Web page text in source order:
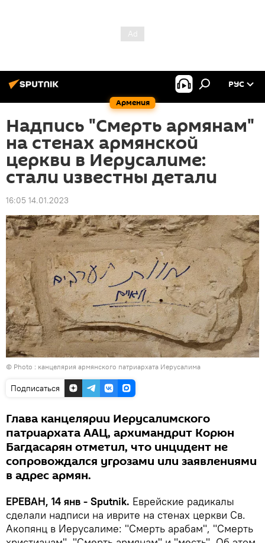
Армения
РУС
Надпись "Смерть армянам"
на стенах армянской
церкви в Иерусалиме:
стали известны детали
16:05 14.01.2023
© Photo : канцелярия армянского патриархата Иерусалима
Подписаться
Глава канцелярии Иерусалимского
патриархата ААЦ, архимандрит Корюн
Багдасарян отметил, что инцидент не
сопровождался угрозами или заявлениями
в адрес армян.
ЕРЕВАН, 14 янв - Sputnik. Еврейские радикалы
сделали надписи на иврите на стенах церкви Св.
Акопянц в Иерусалиме: "Смерть арабам", "Смерть